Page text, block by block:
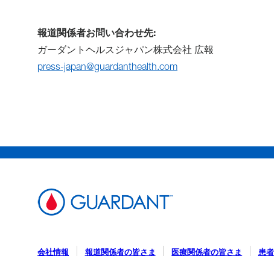
報道関係者お問い合わせ先:
ガーダントヘルスジャパン株式会社 広報
press-japan@guardanthealth.com
会社情報 報道関係者の皆さま 医療関係者の皆さま 患